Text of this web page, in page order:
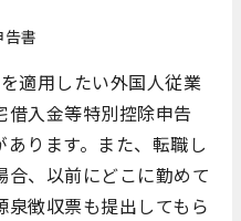
書
適用したい外国人従業
借入金等特別控除申告
ります。また、転職し
、以前にどこに勤めて
徴収票も提出してもら